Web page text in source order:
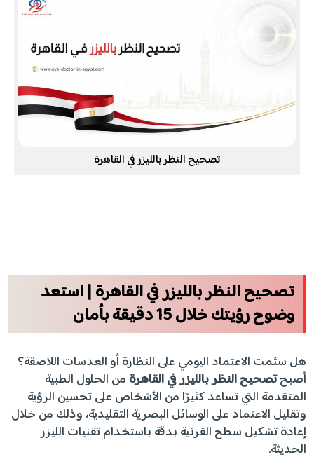
تصحيح النظر بالليزر في القاهرة
تصحيح النظر بالليزر في القاهرة | استعد
وضوح رؤيتك خلال 15 دقيقة بأمان
هل سئمت الاعتماد اليومي على النظارة أو العدسات اللاصقة؟
أصبحتصحيح النظر بالليزر في القاهرة من الحلول الطبية
المتقدمة التي تساعد كثيرًا من الأشخاص على تحسين الرؤية
وتقليل الاعتماد على الوسائل البصرية التقليدية، وذلك من خلال
إعادة تشكيل سطح القرنية بدقة باستخدام تقنيات الليزر
الحديثة.